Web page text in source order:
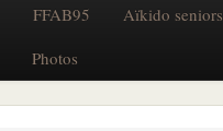
FFAB95 Aïkido seniors
Photos